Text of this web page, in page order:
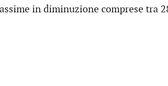
in diminuzione comprese tra